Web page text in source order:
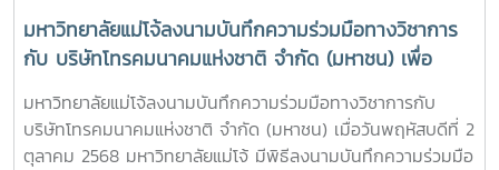
ครั้งนี้มีคณาจารย์ของมหาวิทยาลัยแม่โจ้เข้าร่วม โดยได้รับความรู้
และแนวทางการประยุกต์ใช้ AI เพื่อสนับสนุนการจัดการเรียนการ
สอน การสร้างสื่อการเรียนรู้ ตลอดจนการเพิ่มประสิทธิภาพการ
ทำงานด้านวิชาการและการบริหาร ผ่านเครื่องมือ Microsoft 365
Copilotทั้งนี้ ได้รับเกียรติจาก คุณศุภวิชญ์ เขียวขจี จากบริษัท
ลานนาคอม จำกัด เป็นวิทยากรถ่ายทอดองค์ความรู้ พร้อมสาธิต
มหาวิทยาลัยแม่โจ้ลงนามบันทึกความร่วมมือทางวิชาการ
กับ บริษัทโทรคมนาคมแห่งชาติ จำกัด (มหาชน) เพื่อ
พัฒนาระบบเครือข่ายสื่อสารโทรคมนาคมร่วมกัน
มหาวิทยาลัยแม่โจ้ลงนามบันทึกความร่วมมือทางวิชาการกับ
บริษัทโทรคมนาคมแห่งชาติ จำกัด (มหาชน) เมื่อวันพฤหัสบดีที่ 2
ตุลาคม 2568 มหาวิทยาลัยแม่โจ้ มีพิธีลงนามบันทึกความร่วมมือ